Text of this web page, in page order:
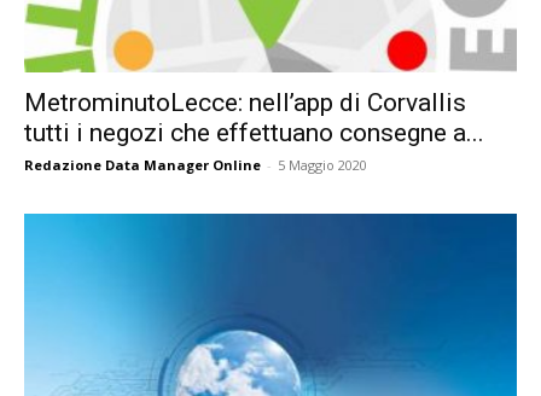
MetrominutoLecce: nell’app di Corvallis
tutti i negozi che effettuano consegne a...
Redazione Data Manager Online - 5 Maggio 2020